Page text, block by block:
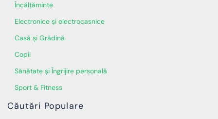
Încălţăminte
Electronice și electrocasnice
Casă și Grădină
Copii
Sănătate și Îngrijire personală
Sport & Fitness
Căutări Populare